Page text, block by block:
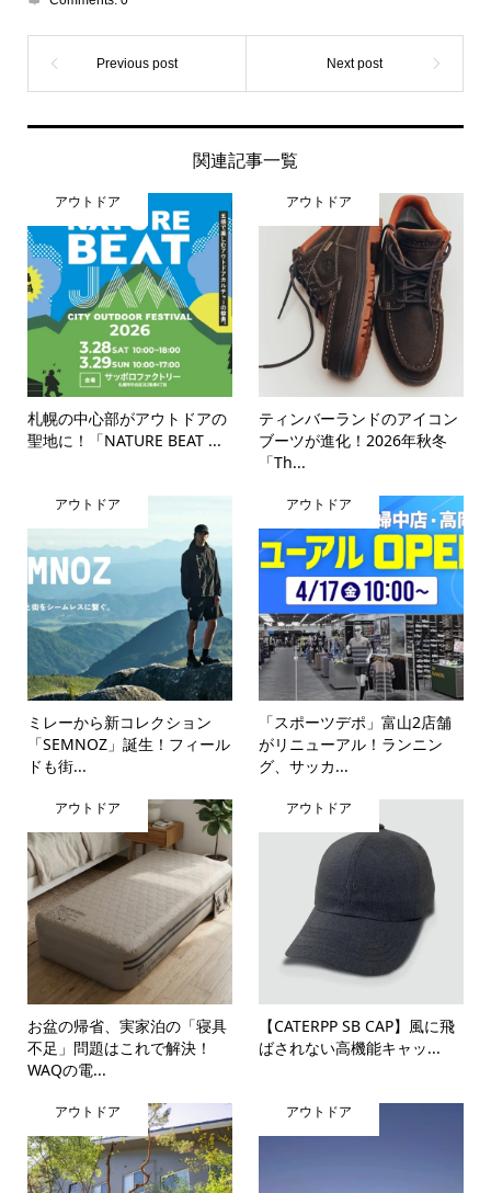
関連記事一覧
アウトドア
札幌の中心部がアウトドアの
聖地に！「NATURE BEAT ...
アウトドア
ティンバーランドのアイコン
ブーツが進化！2026年秋冬
「Th...
アウトドア
ミレーから新コレクション
「SEMNOZ」誕生！フィール
ドも街...
アウトドア
「スポーツデポ」富山2店舗
がリニューアル！ランニン
グ、サッカ...
アウトドア
お盆の帰省、実家泊の「寝具
不足」問題はこれで解決！
WAQの電...
アウトドア
【CATERPP SB CAP】風に飛
ばされない高機能キャッ...
アウトドア アウトドア